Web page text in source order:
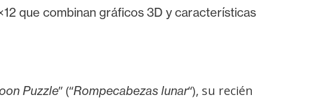
que combinan gráficos 3D y características
Puzzle” (“Rompecabezas lunar“), su recién